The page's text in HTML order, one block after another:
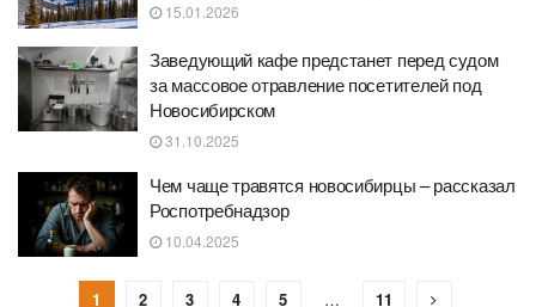
15.01.2026
Заведующий кафе предстанет перед судом
за массовое отравление посетителей под
Новосибирском
31.10.2025
Чем чаще травятся новосибирцы – рассказал
Роспотребнадзор
10.04.2025
1 2 3 4 5 … 11